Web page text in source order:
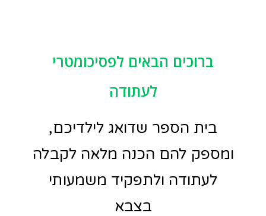
ברוכים הבאים לפסיכומטרי
לעתודה
בית הספר שדואג לילדיכם,
ומספק להם הכנה מלאה לקבלה
לעתודה ולתפקיד משמעותי
בצבא